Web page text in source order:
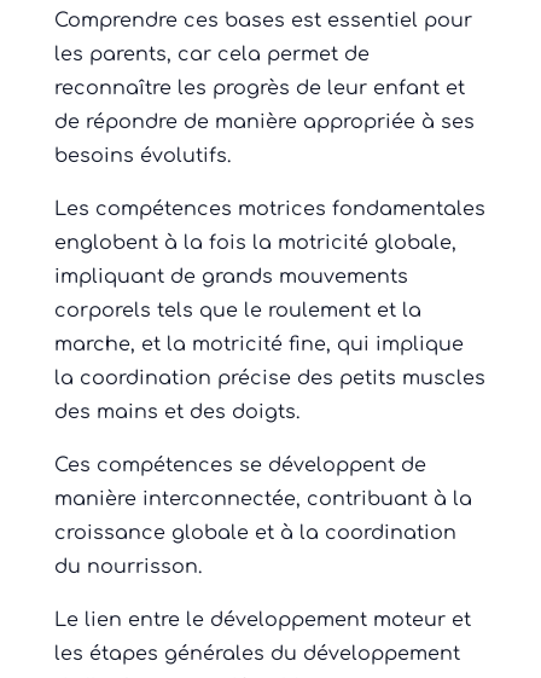
Comprendre ces bases est essentiel pour
les parents, car cela permet de
reconnaître les progrès de leur enfant et
de répondre de manière appropriée à ses
besoins évolutifs.
Les compétences motrices fondamentales
englobent à la fois la motricité globale,
impliquant de grands mouvements
corporels tels que le roulement et la
marche, et la motricité fine, qui implique
la coordination précise des petits muscles
des mains et des doigts.
Ces compétences se développent de
manière interconnectée, contribuant à la
croissance globale et à la coordination
du nourrisson.
Le lien entre le développement moteur et
les étapes générales du développement